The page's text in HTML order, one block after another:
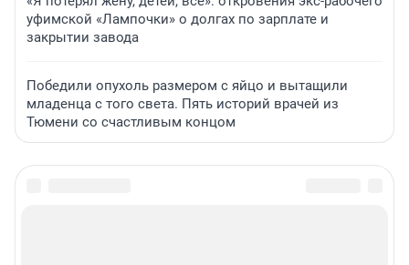
уфимской «Лампочки» о долгах по зарплате и
закрытии завода
Победили опухоль размером с яйцо и вытащили
младенца с того света. Пять историй врачей из
Тюмени со счастливым концом